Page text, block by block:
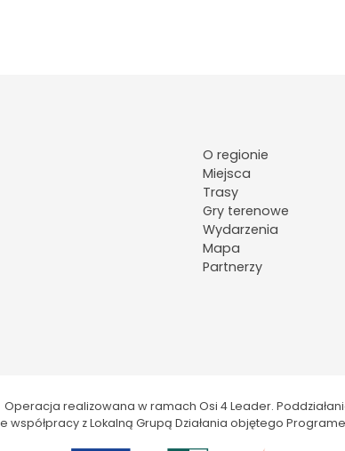
O regionie
Miejsca
Trasy
Gry terenowe
Wydarzenia
Mapa
Partnerzy
Operacja realizowana w ramach Osi 4 Leader.
współpracy z Lokalną Grupą Działania objętego